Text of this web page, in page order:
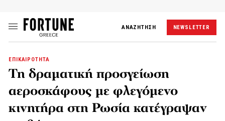
ΑΝΑΖΗΤΗΣΗ NEWSLETTER
ΕΠΙΚΑΙΡΟΤΗΤΑ
Τη δραματική προσγείωση
αεροσκάφους με φλεγόμενο
κινητήρα στη Ρωσία κατέγραψαν